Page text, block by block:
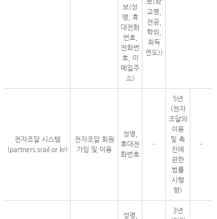
보(성
명, 휴
대전화
번호,
전화번
호, 이
메일주
소)
보(학
교명,
전공,
학위,
취득
연도))
전자조달 시스템
(partners.srail.or.kr)
전자조달 회원
가입 및 이용
성명,
휴대전
화번호
-
5년
(전자
조달의
이용
및 촉
진에
관한
법률
시행
령)
-
성명,
3년